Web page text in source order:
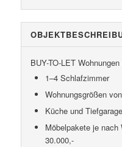
BUY-TO-LET
1–4 Schlafzimmer
Wohnungsgrößen
Küche und
Möbelpakete je
30.000,-